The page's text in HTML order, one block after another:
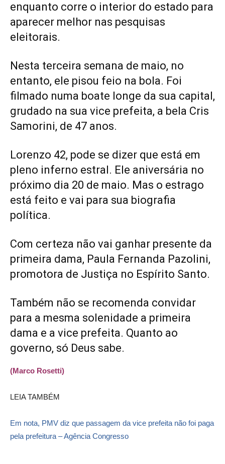
enquanto corre o interior do estado para
aparecer melhor nas pesquisas
eleitorais.
Nesta terceira semana de maio, no
entanto, ele pisou feio na bola. Foi
filmado numa boate longe da sua capital,
grudado na sua vice prefeita, a bela Cris
Samorini, de 47 anos.
Lorenzo 42, pode se dizer que está em
pleno inferno estral. Ele aniversária no
próximo dia 20 de maio. Mas o estrago
está feito e vai para sua biografia
política.
Com certeza não vai ganhar presente da
primeira dama, Paula Fernanda Pazolini,
promotora de Justiça no Espírito Santo.
Também não se recomenda convidar
para a mesma solenidade a primeira
dama e a vice prefeita. Quanto ao
governo, só Deus sabe.
(Marco Rosetti)
LEIA TAMBÉM
Em nota, PMV diz que passagem da vice prefeita não foi paga
pela prefeitura – Agência Congresso